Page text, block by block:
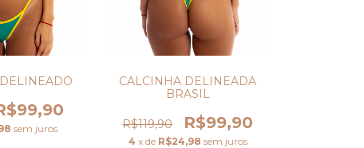
sem juros
CALCINHA DELINEADA
BRASIL
R$119,90 R$99,90
4 x de R$24,98 sem juros